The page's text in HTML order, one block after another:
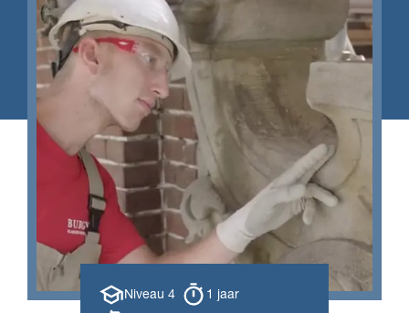
Opleiding
Niveau 4
Opleiding
duur
1 jaar